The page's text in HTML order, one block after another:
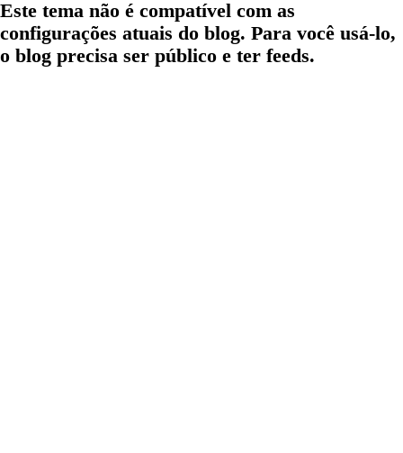
Este tema não é compatível com as
configurações atuais do blog. Para você usá-lo,
o blog precisa ser público e ter feeds.